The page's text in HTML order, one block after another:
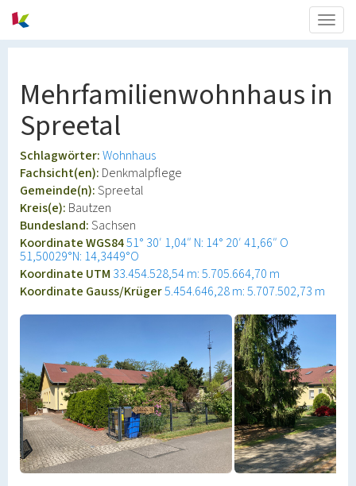
Mehrfamilienwohnhaus in
Spreetal
Schlagwörter:Wohnhaus
Fachsicht(en): Denkmalpflege
Gemeinde(n):Spreetal
Kreis(e): Bautzen
Bundesland:Sachsen
Koordinate WGS8451° 30′ 1,04″ N: 14° 20′ 41,66″ O
51,50029°N: 14,3449°O
Koordinate UTM 33.454.528,54 m: 5.705.664,70 m
Koordinate Gauss/Krüger5.454.646,28 m: 5.707.502,73 m